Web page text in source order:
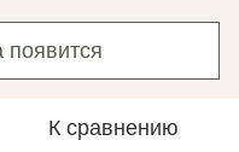
появится
К сравнению